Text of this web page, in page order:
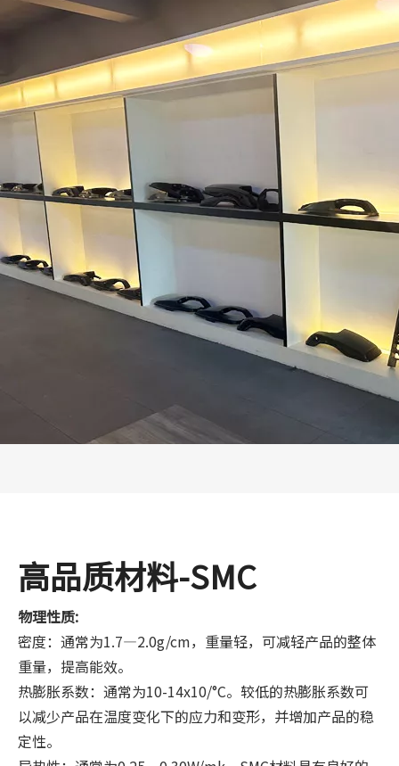
高品质材料-SMC
物理性质:
密度：通常为1.7—2.0g/cm，重量轻，可减轻产品的整体
重量，提高能效。
热膨胀系数：通常为10-14x10/°C。较低的热膨胀系数可
以减少产品在温度变化下的应力和变形，并增加产品的稳
定性。